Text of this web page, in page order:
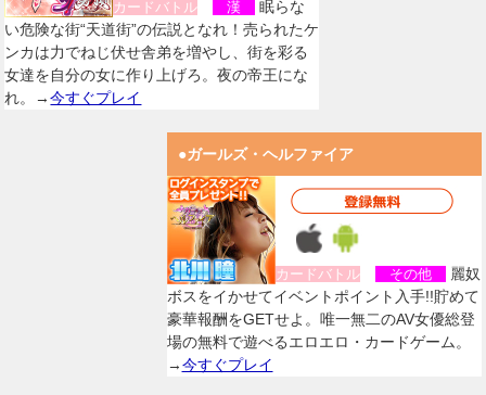
カードバトル 漢
眠らな
い危険な街“天道街”の伝説となれ！売られたケ
ンカは力でねじ伏せ舎弟を増やし、街を彩る
女達を自分の女に作り上げろ。夜の帝王にな
れ。→今すぐプレイ
●ガールズ・ヘルファイア
カードバトル その他
麗奴
ボスをイかせてイベントポイント入手!!貯めて
豪華報酬をGETせよ。唯一無二のAV女優総登
場の無料で遊べるエロエロ・カードゲーム。
→今すぐプレイ